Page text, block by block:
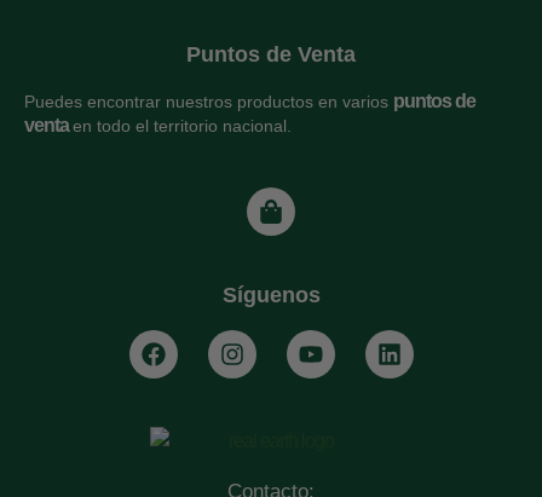
Puntos de Venta
Puedes encontrar nuestros productos en varios puntos de
ventaen todo el territorio nacional.
Síguenos
Contacto: